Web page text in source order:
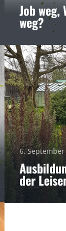
Job weg,
weg?
6. September
der